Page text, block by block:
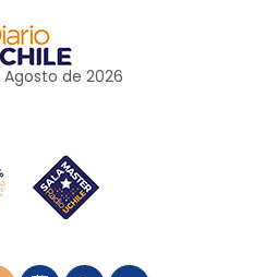
Agosto de 2026